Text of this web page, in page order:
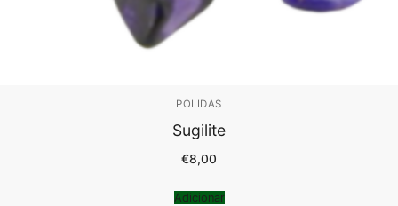
POLIDAS
Sugilite
€8,00
Adicionar